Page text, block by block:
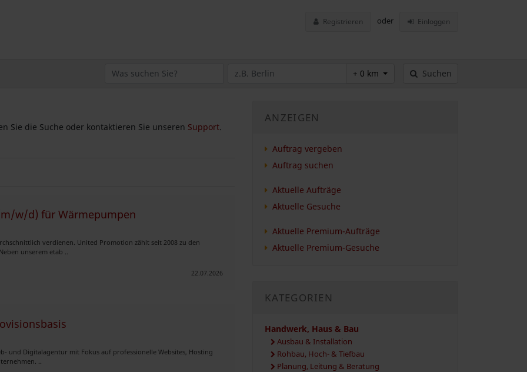
Registrieren oder Einloggen
+ 0 km Suchen
Sie die Suche oder kontaktieren Sie unseren Support.
w/d) für Wärmepumpen
verdienen. United Promotion zählt seit 2008 zu den
unserem etab ..
22.07.2026
und Digitalagentur mit Fokus auf professionelle Websites, Hosting
..
ANZEIGEN
Auftrag vergeben
Auftrag suchen
Aktuelle Aufträge
Aktuelle Gesuche
Aktuelle Premium-Aufträge
Aktuelle Premium-Gesuche
KATEGORIEN
Handwerk, Haus & Bau
Ausbau & Installation
Rohbau, Hoch- & Tiefbau
Planung, Leitung & Beratung